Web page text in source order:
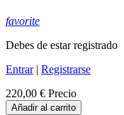
favorite
Debes de estar registrado
Entrar| Registrarse
220,00 € Precio
Añadir al carrito